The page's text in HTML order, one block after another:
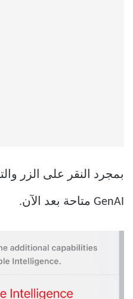
بمجرد النقر على الزر
GenAI متاحة بعد الآن.